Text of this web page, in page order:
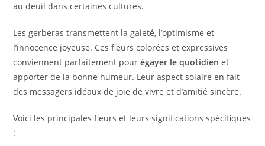
au deuil dans certaines cultures.
Les gerberas transmettent la gaieté, l’optimisme et
l’innocence joyeuse. Ces fleurs colorées et expressives
conviennent parfaitement pourégayer le quotidien et
apporter de la bonne humeur. Leur aspect solaire en fait
des messagers idéaux de joie de vivre et d’amitié sincère.
Voici les principales fleurs et leurs significations spécifiques
: